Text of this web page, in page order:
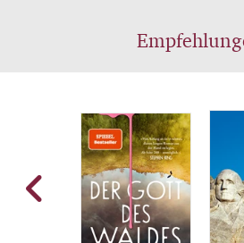
großen Wert von
fulminanten
geschrieben.